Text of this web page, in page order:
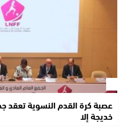
عصبة كرة القدم النسوية تعقد
خديجة إلا